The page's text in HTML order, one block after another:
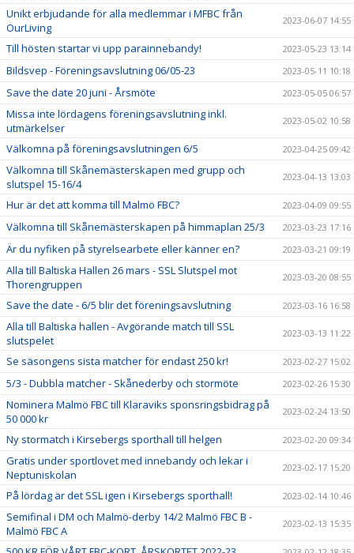
Unikt erbjudande för alla medlemmar i MFBC från
OurLiving
2023-06-07 14:55
Till hösten startar vi upp parainnebandy! 2023-05-23 13:14
Bildsvep - Föreningsavslutning 06/05-23 2023-05-11 10:18
Save the date 20 juni - Årsmöte 2023-05-05 06:57
Missa inte lördagens föreningsavslutning inkl.
utmärkelser
2023-05-02 10:58
Välkomna på föreningsavslutningen 6/5 2023-04-25 09:42
Välkomna till Skånemästerskapen med grupp och
slutspel 15-16/4
2023-04-13 13:03
Hur är det att komma till Malmö FBC? 2023-04-09 09:55
Välkomna till Skånemästerskapen på himmaplan 25/3 2023-03-23 17:16
Är du nyfiken på styrelsearbete eller känner en? 2023-03-21 09:19
Alla till Baltiska Hallen 26 mars - SSL Slutspel mot
Thorengruppen
2023-03-20 08:55
Save the date - 6/5 blir det föreningsavslutning 2023-03-16 16:58
Alla till Baltiska hallen - Avgörande match till SSL
slutspelet
2023-03-13 11:22
Se säsongens sista matcher för endast 250 kr! 2023-02-27 15:02
5/3 - Dubbla matcher - Skånederby och stormöte 2023-02-26 15:30
Nominera Malmö FBC till Klaraviks sponsringsbidrag på
50 000 kr
2023-02-24 13:50
Ny stormatch i Kirsebergs sporthall till helgen 2023-02-20 09:34
Gratis under sportlovet med innebandy och lekar i
Neptuniskolan
2023-02-17 15:20
På lördag är det SSL igen i Kirsebergs sporthall! 2023-02-14 10:46
Semifinal i DM och Malmö-derby 14/2 Malmö FBC B -
Malmö FBC A
2023-02-13 15:35